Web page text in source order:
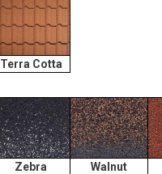
Terra Cotta
Zebra Walnut